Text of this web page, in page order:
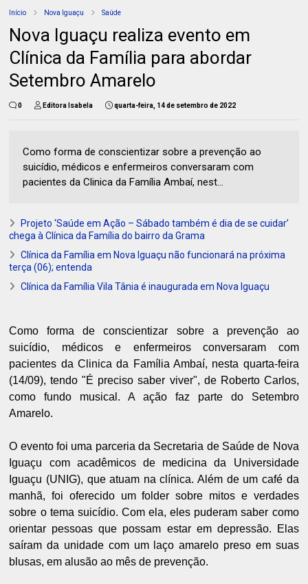
Início Nova Iguaçu Saúde
Nova Iguaçu realiza evento em
Clínica da Família para abordar
Setembro Amarelo
0 Editora Isabela quarta-feira, 14 de setembro de 2022
Como forma de conscientizar sobre a prevenção ao
suicídio, médicos e enfermeiros conversaram com
pacientes da Clinica da Família Ambaí, nest...
Projeto ‘Saúde em Ação – Sábado também é dia de se cuidar’
chega à Clínica da Família do bairro da Grama
Clínica da Família em Nova Iguaçu não funcionará na próxima
terça (06); entenda
Clínica da Família Vila Tânia é inaugurada em Nova Iguaçu
Como forma de conscientizar sobre a prevenção ao
suicídio, médicos e enfermeiros conversaram com
pacientes da Clinica da Família Ambaí, nesta quarta-feira
(14/09), tendo "É preciso saber viver", de Roberto Carlos,
como fundo musical. A ação faz parte do Setembro
Amarelo.
O evento foi uma parceria da Secretaria de Saúde de Nova
Iguaçu com acadêmicos de medicina da Universidade
Iguaçu (UNIG), que atuam na clínica. Além de um café da
manhã, foi oferecido um folder sobre mitos e verdades
sobre o tema suicídio. Com ela, eles puderam saber como
orientar pessoas que possam estar em depressão. Elas
saíram da unidade com um laço amarelo preso em suas
blusas, em alusão ao mês de prevenção.